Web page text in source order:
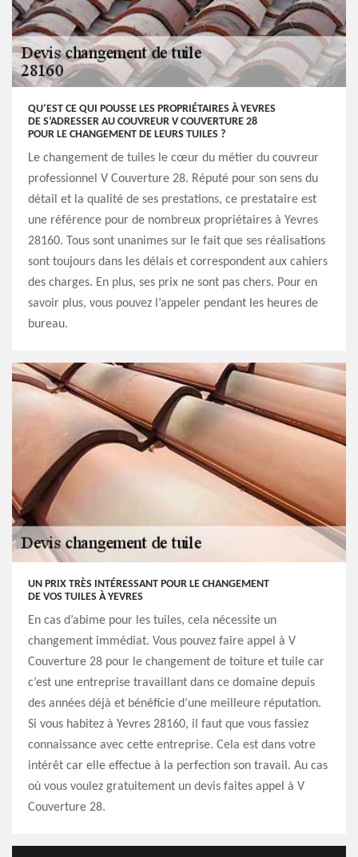
QU’EST CE QUI POUSSE LES PROPRIÉTAIRES À YEVRES
DE S’ADRESSER AU COUVREUR V COUVERTURE 28
POUR LE CHANGEMENT DE LEURS TUILES ?
Le changement de tuiles le cœur du métier du couvreur
professionnel V Couverture 28. Réputé pour son sens du
détail et la qualité de ses prestations, ce prestataire est
une référence pour de nombreux propriétaires à Yevres
28160. Tous sont unanimes sur le fait que ses réalisations
sont toujours dans les délais et correspondent aux cahiers
des charges. En plus, ses prix ne sont pas chers. Pour en
savoir plus, vous pouvez l’appeler pendant les heures de
bureau.
UN PRIX TRÈS INTÉRESSANT POUR LE CHANGEMENT
DE VOS TUILES À YEVRES
En cas d’abime pour les tuiles, cela nécessite un
changement immédiat. Vous pouvez faire appel à V
Couverture 28 pour le changement de toiture et tuile car
c’est une entreprise travaillant dans ce domaine depuis
des années déjà et bénéficie d’une meilleure réputation.
Si vous habitez à Yevres 28160, il faut que vous fassiez
connaissance avec cette entreprise. Cela est dans votre
intérêt car elle effectue à la perfection son travail. Au cas
où vous voulez gratuitement un devis faites appel à V
Couverture 28.